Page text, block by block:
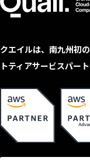
クエイルは、南九州初
トティアサービスパー